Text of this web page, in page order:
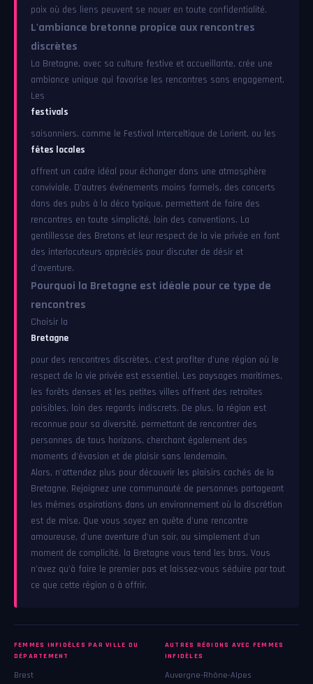
paix où des liens peuvent se nouer en toute confidentialité.
L'ambiance bretonne propice aux rencontres
discrètes
La Bretagne, avec sa culture festive et accueillante, crée une
ambiance unique qui favorise les rencontres sans engagement.
Les
festivals
saisonniers, comme le Festival Interceltique de Lorient, ou les
fêtes locales
offrent un cadre idéal pour échanger dans une atmosphère
conviviale. D'autres événements moins formels, des concerts
dans des pubs à la déco typique, permettent de faire des
rencontres en toute simplicité, loin des conventions. La
gentillesse des Bretons et leur respect de la vie privée en font
des interlocuteurs appréciés pour discuter de désir et
d'aventure.
Pourquoi la Bretagne est idéale pour ce type de
rencontres
Choisir la
Bretagne
pour des rencontres discrètes, c'est profiter d'une région où le
respect de la vie privée est essentiel. Les paysages maritimes,
les forêts denses et les petites villes offrent des retraites
paisibles, loin des regards indiscrets. De plus, la région est
reconnue pour sa diversité, permettant de rencontrer des
personnes de tous horizons, cherchant également des
moments d'évasion et de plaisir sans lendemain.
Alors, n'attendez plus pour découvrir les plaisirs cachés de la
Bretagne. Rejoignez une communauté de personnes partageant
les mêmes aspirations dans un environnement où la discrétion
est de mise. Que vous soyez en quête d'une rencontre
amoureuse, d'une aventure d'un soir, ou simplement d'un
moment de complicité, la Bretagne vous tend les bras. Vous
n'avez qu'à faire le premier pas et laissez-vous séduire par tout
ce que cette région a à offrir.
FEMMES INFIDÈLES PAR VILLE DU
DÉPARTEMENT
Brest
AUTRES RÉGIONS AVEC FEMMES
INFIDÈLES
Auvergne-Rhône-Alpes